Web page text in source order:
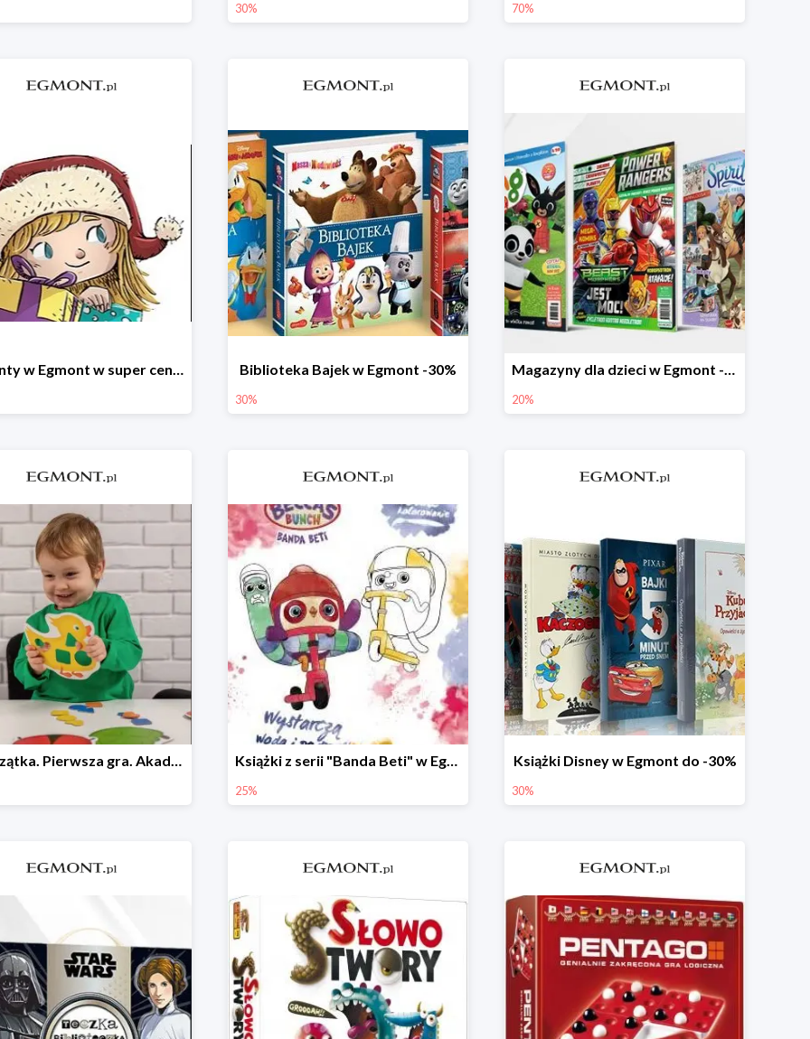
30% 70%
Prezenty w Egmont w super cenach Biblioteka Bajek w Egmont -30%
30%
Magazyny dla dzieci w Egmont -20%
20%
Zwierzątka. Pierwsza gra. Akademia Mądrego Dziecka Książki z serii "Banda Beti" w Egmont do -25%
25%
Książki Disney w Egmont do -30%
30%